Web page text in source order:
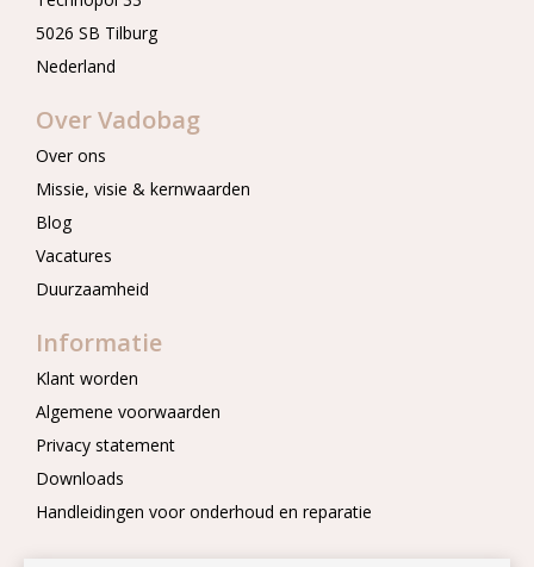
5026 SB Tilburg
Nederland
Over Vadobag
Over ons
Missie, visie & kernwaarden
Blog
Vacatures
Duurzaamheid
Informatie
Klant worden
Algemene voorwaarden
Privacy statement
Downloads
Handleidingen voor onderhoud en reparatie